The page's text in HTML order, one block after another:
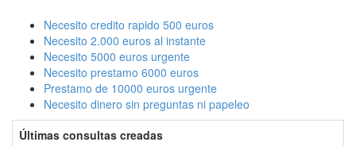
Necesito credito rapido 500 euros
Necesito 2.000 euros al instante
Necesito 5000 euros urgente
Necesito prestamo 6000 euros
Prestamo de 10000 euros urgente
Necesito dinero sin preguntas ni papeleo
Últimas consultas creadas